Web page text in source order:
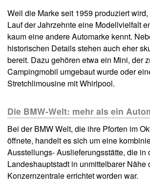
Weil die Marke seit 1959 produziert
Lauf der Jahrzehnte eine Modellvielfalt
kaum eine andere Automarke kennt.
historischen Details stehen auch eher
bereit. Dazu gehören etwa ein Mini, der
Campingmobil umgebaut wurde oder
Stretchlimousine mit Whirlpool.
Die BMW-Welt: mehr als ein
Bei der BMW Welt, die ihre Pforten im
öffnete, handelt es sich um eine
Ausstellungs- Auslieferungsstätte, die in
Landeshauptstadt in unmittelbarer Nähe
Konzernzentrale errichtet worden war.